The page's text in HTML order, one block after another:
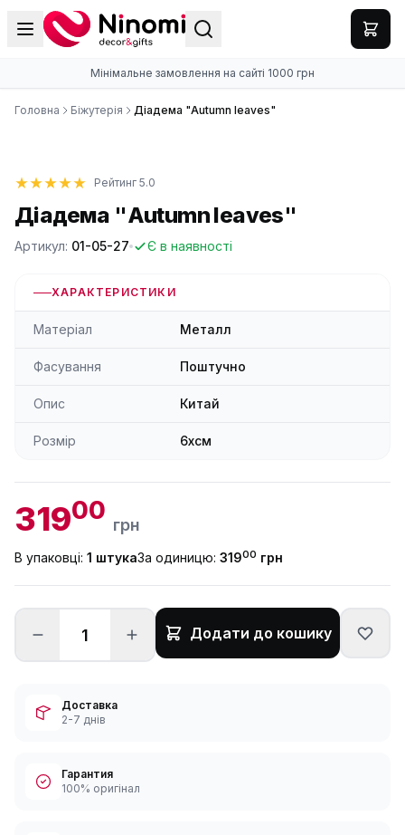
Мінімальне замовлення на сайті 1000 грн
Головна Біжутерія Діадема "Autumn leaves"
Рейтинг 5.0
Діадема "Autumn leaves"
Артикул: 01-05-27 Є в наявності
ХАРАКТЕРИСТИКИ
Матеріал Металл
Фасування Поштучно
Опис Китай
Розмір 6xсм
31900 грн
В упаковці: 1 штукаЗа одиницю: 31900 грн
Додати до кошику
Доставка
2-7 днів
Гарантия
100% оригінал